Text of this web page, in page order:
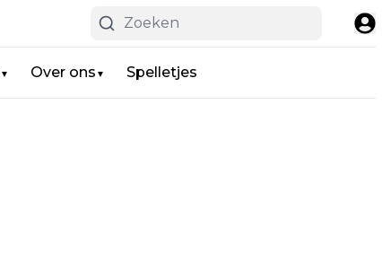
▼ Over ons ▼ Spelletjes